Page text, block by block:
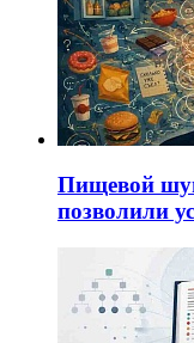
Пищевой
позволили